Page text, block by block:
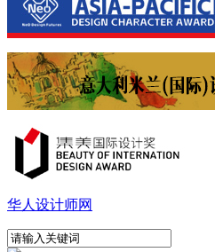
华人设计师网